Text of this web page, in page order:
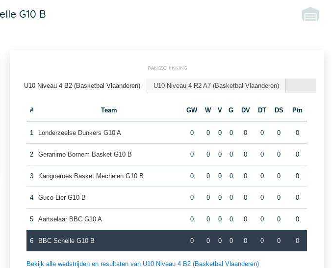
G10 B
RANGSCHIKKING
U10 Niveau 4 B2 (Basketbal Vlaanderen) U10 Niveau 4 R2 A7 (Basketbal Vlaanderen)
# Team GW W V G DV DT DS Ptn
1 Londerzeelse Dunkers G10 A 0 0 0 0 0 0 0 0
2 Geranimo Bornem Basket G10 B 0 0 0 0 0 0 0 0
3 Kangoeroes Basket Mechelen G10 B 0 0 0 0 0 0 0 0
4 Guco Lier G10 B 0 0 0 0 0 0 0 0
5 Aartselaar BBC G10 A 0 0 0 0 0 0 0 0
6 BBC Schelle G10 B 0 0 0 0 0 0 0 0
Bekijk alle wedstrijden en resultaten van U10 Niveau 4 B2 (Basketbal Vlaanderen)